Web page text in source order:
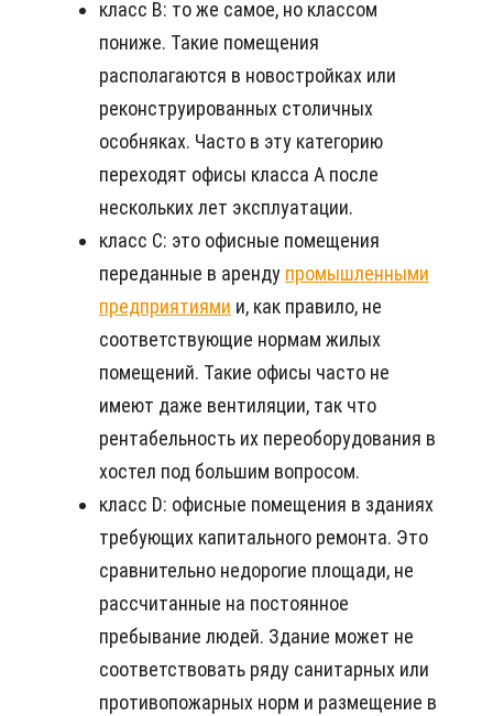
класс B: то же самое, но классом
пониже. Такие помещения
располагаются в новостройках или
реконструированных столичных
особняках. Часто в эту категорию
переходят офисы класса А после
нескольких лет эксплуатации.
класс C: это офисные помещения
переданные в аренду промышленными
предприятиями и, как правило, не
соответствующие нормам жилых
помещений. Такие офисы часто не
имеют даже вентиляции, так что
рентабельность их переоборудования в
хостел под большим вопросом.
класс D: офисные помещения в зданиях
требующих капитального ремонта. Это
сравнительно недорогие площади, не
рассчитанные на постоянное
пребывание людей. Здание может не
соответствовать ряду санитарных или
противопожарных норм и размещение в